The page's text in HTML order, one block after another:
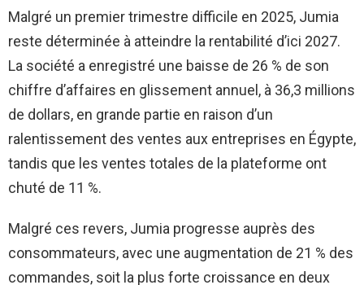
Malgré un premier trimestre difficile en 2025, Jumia
reste déterminée à atteindre la rentabilité d’ici 2027.
La société a enregistré une baisse de 26 % de son
chiffre d’affaires en glissement annuel, à 36,3 millions
de dollars, en grande partie en raison d’un
ralentissement des ventes aux entreprises en Égypte,
tandis que les ventes totales de la plateforme ont
chuté de 11 %.
Malgré ces revers, Jumia progresse auprès des
consommateurs, avec une augmentation de 21 % des
commandes, soit la plus forte croissance en deux